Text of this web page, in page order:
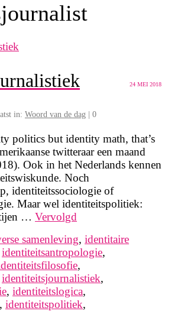
24 MEI 2018
in: Woord van de dag 0
politics but identity math, that’s
twitteraar een maand
Ook in het Nederlands kennen
Noch
identiteitssociologie of
Maar wel identiteitspolitiek:
… Vervolgd
samenleving, identitaire
identiteitsantropologie,
,
identiteitsjournalistiek,
, identiteitslogica,
, identiteitspolitiek,